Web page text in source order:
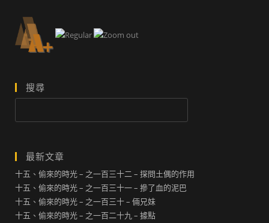
搜尋
尋
最新文章
十五、偷來的時光 – 之一百三十二 – 探問土偶的作用
十五、偷來的時光 – 之一百三十一 – 摻了血的泥巴
十五、偷來的時光 – 之一百三十 – 倆兄妹
十五、偷來的時光 – 之一百二十九 – 據點